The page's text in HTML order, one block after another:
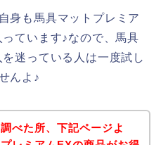
身も馬具マットプレミア
ています♪なので、馬具
迷っている人は一度試し
んよ♪
べた所、下記ページよ